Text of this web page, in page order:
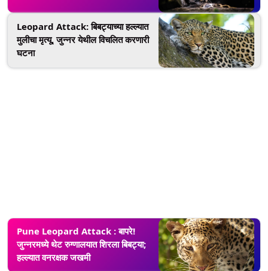
Leopard Attack: बिबट्याच्या हल्ल्यात
मुलीचा मृत्यू, जुन्नर येथील विचलित करणारी
घटना
Pune Leopard Attack : बापरे!
जुन्नरमध्ये थेट रुग्णालयात शिरला बिबट्या;
हल्ल्यात वनरक्षक जखमी